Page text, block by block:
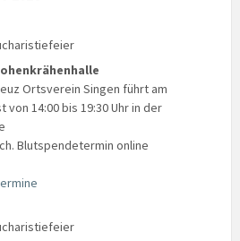
Ortsverein Singen führt am
von 14:00 bis 19:30 Uhr in der
Blutspendetermin online